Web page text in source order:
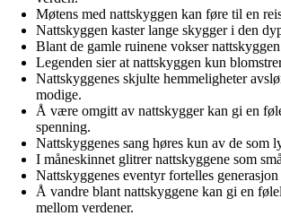
Møtens med nattskyggen kan føre til en
Nattskyggen kaster lange skygger i den
Blant de gamle ruinene vokser
Legenden sier at nattskyggen kun
Nattskyggenes skjulte hemmeligheter
modige.
Å være omgitt av nattskygger kan gi en
spenning.
Nattskyggenes sang høres kun av de som
I måneskinnet glitrer nattskyggene som
Nattskyggenes eventyr fortelles generasjon
Å vandre blant nattskyggene kan gi en
mellom verdener.